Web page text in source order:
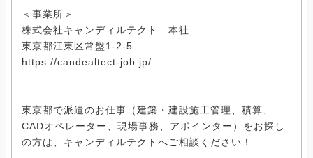
＜事業所＞
株式会社キャンディルテクト 本社
東京都江東区常盤1-2-5
https://candealtect-job.jp/
東京都で派遣のお仕事（建築・建設施工管理、積算、
CADオペレーター、現場事務、アポインター）をお探し
の方は、キャンディルテクトへご相談ください！